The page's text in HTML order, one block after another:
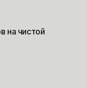
на чистой